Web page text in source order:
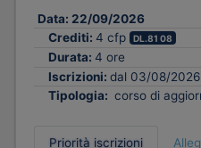
Data: 22/09/2026
Crediti: 4 cfp DL.81 08
Durata: 4 ore
Iscrizioni: dal 03/08/
Tipologia: corso di
Priorità iscrizioni